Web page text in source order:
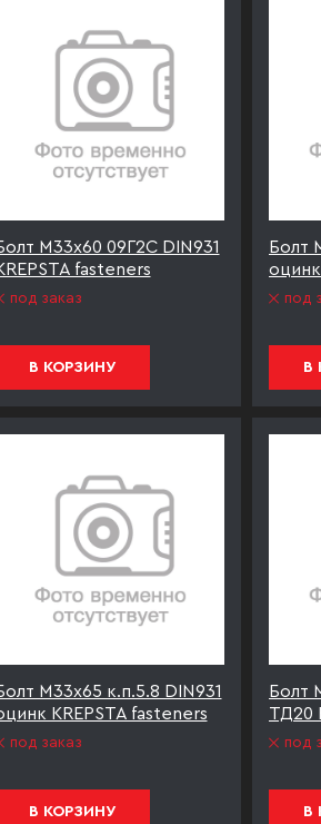
М33х60 09Г2С DIN931
fasteners
под заказ
В КОРЗИНУ
Болт
под
В
М33х65 к.п.5.8 DIN931
KREPSTA fasteners
под заказ
В КОРЗИНУ
Болт
ТД20
под
В